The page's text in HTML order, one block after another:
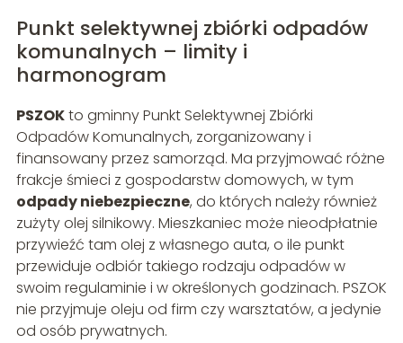
Punkt selektywnej zbiórki odpadów
komunalnych – limity i
harmonogram
PSZOKto gminny Punkt Selektywnej Zbiórki
Odpadów Komunalnych, zorganizowany i
finansowany przez samorząd. Ma przyjmować różne
frakcje śmieci z gospodarstw domowych, w tym
odpady niebezpieczne, do których należy również
zużyty olej silnikowy. Mieszkaniec może nieodpłatnie
przywieźć tam olej z własnego auta, o ile punkt
przewiduje odbiór takiego rodzaju odpadów w
swoim regulaminie i w określonych godzinach. PSZOK
nie przyjmuje oleju od firm czy warsztatów, a jedynie
od osób prywatnych.